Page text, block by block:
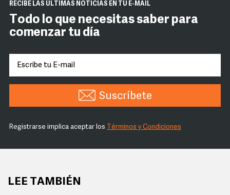
RECIBE LAS ÚLTIMAS NOTICIAS EN TU E-MAIL
Todo lo que necesitas saber para
comenzar tu día
Suscríbete
Registrarse implica aceptar los Términos y Condiciones
LEE TAMBIÉN